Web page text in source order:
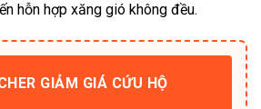
hỗn hợp xăng gió không đều.
GIẢM GIÁ CỨU HỘ